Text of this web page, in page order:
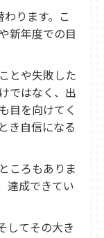
教室
成績UP事例
企業概要
ります。こ
新年度での目
とや失敗した
ではなく、出
目を向けてく
き自信になる
ころもありま
達成できてい
してその大き